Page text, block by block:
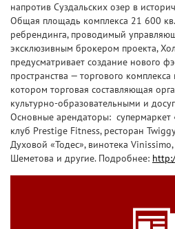
напротив Суздальских озер в
Общая площадь комплекса 21 600
ребрендинга, проводимый
эксклюзивным брокером проекта,
предусматривает создание нового
пространства — торгового
котором торговая составляющая
культурно-образовательными и
Основные арендаторы: супермаркет
клуб Prestige Fitness, ресторан
Духовой «Тодес», винотека
Шеметова и другие. Подробнее: